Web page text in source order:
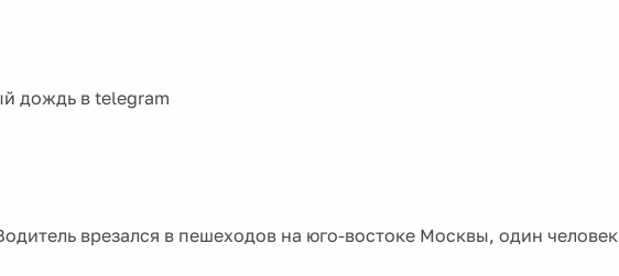
врезался в пешеходов на юго-востоке Москвы, один человек